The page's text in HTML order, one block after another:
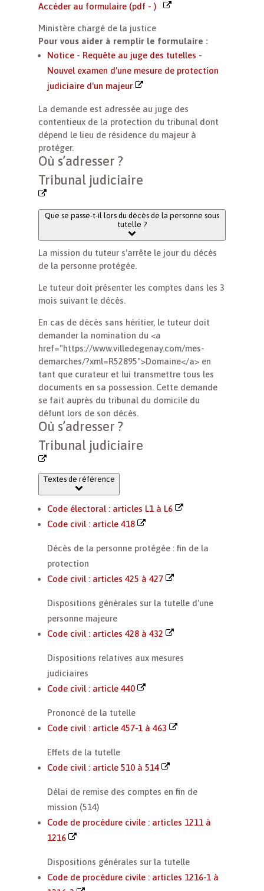
Accéder au formulaire (pdf - )
Ministère chargé de la justice
Pour vous aider à remplir le formulaire :
Notice - Requête au juge des tutelles -
Nouvel examen d'une mesure de protection
judiciaire d'un majeur
La demande est adressée au juge des
contentieux de la protection du tribunal dont
dépend le lieu de résidence du majeur à
protéger.
Où s’adresser ?
Tribunal judiciaire
Que se passe-t-il lors du décès de la personne sous
tutelle ?
La mission du tuteur s'arrête le jour du décès
de la personne protégée.
Le tuteur doit présenter les comptes dans les 3
mois suivant le décès.
En cas de décès sans héritier, le tuteur doit
demander la nomination du <a
href="https://www.villedegenay.com/mes-
demarches/?xml=R52895">Domaine</a> en
tant que curateur et lui transmettre tous les
documents en sa possession. Cette demande
se fait auprès du tribunal du domicile du
défunt lors de son décès.
Où s’adresser ?
Tribunal judiciaire
Textes de référence
Code électoral : articles L1 à L6
Code civil : article 418
Décès de la personne protégée : fin de la
protection
Code civil : articles 425 à 427
Dispositions générales sur la tutelle d'une
personne majeure
Code civil : articles 428 à 432
Dispositions relatives aux mesures
judiciaires
Code civil : article 440
Prononcé de la tutelle
Code civil : article 457-1 à 463
Effets de la tutelle
Code civil : article 510 à 514
Délai de remise des comptes en fin de
mission (514)
Code de procédure civile : articles 1211 à
1216
Dispositions générales sur la tutelle
Code de procédure civile : articles 1216-1 à